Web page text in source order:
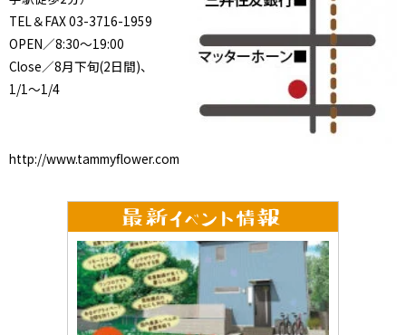
TEL＆FAX 03-3716-1959
OPEN／8:30～19:00
Close／8月下旬(2日間)、
1/1～1/4
http://www.tammyflower.com